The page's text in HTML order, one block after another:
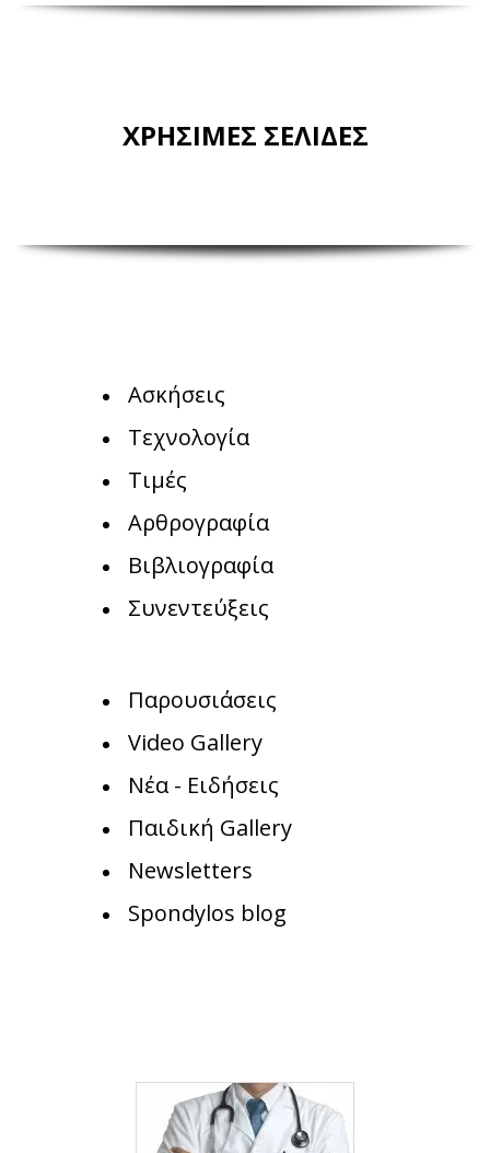
ΧΡΗΣΙΜΕΣ ΣΕΛΙΔΕΣ
Ασκήσεις
Τεχνολογία
Τιμές
Αρθρογραφία
Βιβλιογραφία
Συνεντεύξεις
Παρουσιάσεις
Video Gallery
Νέα - Ειδήσεις
Παιδική Gallery
Newsletters
Spondylos blog